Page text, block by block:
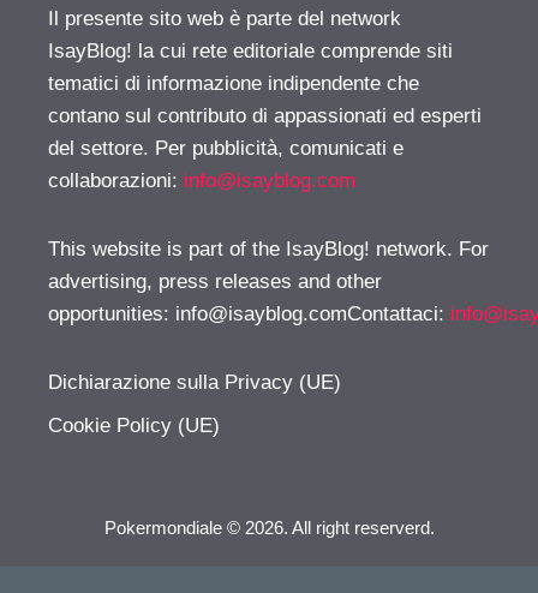
Il presente sito web è parte del network
IsayBlog! la cui rete editoriale comprende siti
tematici di informazione indipendente che
contano sul contributo di appassionati ed esperti
del settore. Per pubblicità, comunicati e
collaborazioni: info@isayblog.com
This website is part of the IsayBlog! network. For
advertising, press releases and other
opportunities: info@isayblog.comContattaci:
Dichiarazione sulla Privacy (UE)
Cookie Policy (UE)
Pokermondiale © 2026. All right reserverd.